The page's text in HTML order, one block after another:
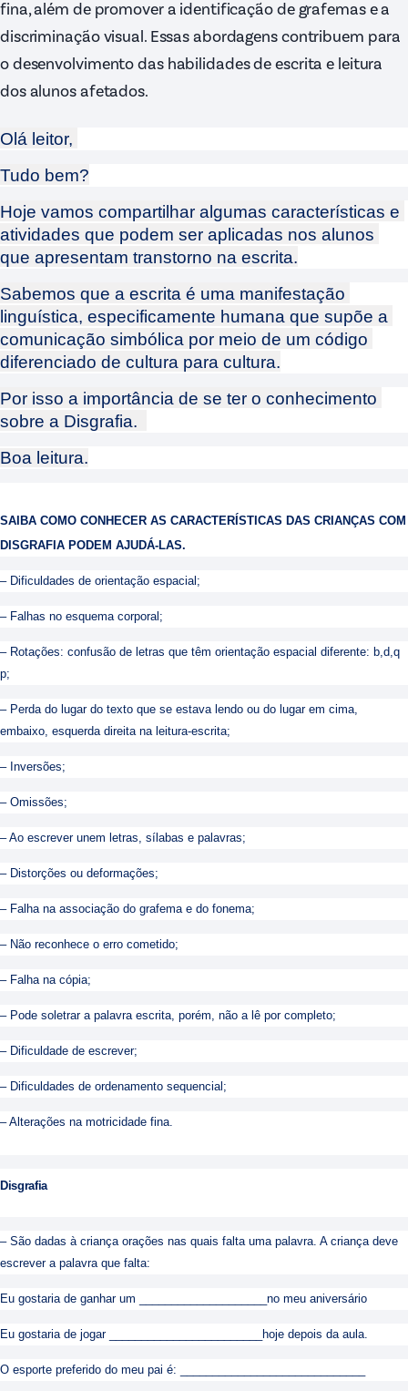
fina, além de promover a identificação de grafemas e a
discriminação visual. Essas abordagens contribuem para
o desenvolvimento das habilidades de escrita e leitura
dos alunos afetados.
Olá leitor,
Tudo bem?
Hoje vamos compartilhar algumas características e
atividades que podem ser aplicadas nos alunos
que apresentam transtorno na escrita.
Sabemos que a escrita é uma manifestação
linguística, especificamente humana que supõe a
comunicação simbólica por meio de um código
diferenciado de cultura para cultura.
Por isso a importância de se ter o conhecimento
sobre a Disgrafia.
Boa leitura.
SAIBA COMO CONHECER AS CARACTERÍSTICAS DAS CRIANÇAS COM
DISGRAFIA PODEM AJUDÁ-LAS.
– Dificuldades de orientação espacial;
– Falhas no esquema corporal;
– Rotações: confusão de letras que têm orientação espacial diferente: b,d,q
p;
– Perda do lugar do texto que se estava lendo ou do lugar em cima,
embaixo, esquerda direita na leitura-escrita;
– Inversões;
– Omissões;
– Ao escrever unem letras, sílabas e palavras;
– Distorções ou deformações;
– Falha na associação do grafema e do fonema;
– Não reconhece o erro cometido;
– Falha na cópia;
– Pode soletrar a palavra escrita, porém, não a lê por completo;
– Dificuldade de escrever;
– Dificuldades de ordenamento sequencial;
– Alterações na motricidade fina.
Disgrafia
– São dadas à criança orações nas quais falta uma palavra. A criança deve
escrever a palavra que falta:
Eu gostaria de ganhar um ____________________no meu aniversário
Eu gostaria de jogar ________________________hoje depois da aula.
O esporte preferido do meu pai é: _____________________________